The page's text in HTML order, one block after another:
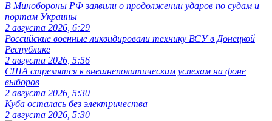
В Минобороны РФ заявили о продолжении ударов по судам и
портам Украины
2 августа 2026, 6:29
Российские военные ликвидировали технику ВСУ в Донецкой
Республике
2 августа 2026, 5:56
США стремятся к внешнеполитическим успехам на фоне
выборов
2 августа 2026, 5:30
Куба осталась без электричества
2 августа 2026, 5:30